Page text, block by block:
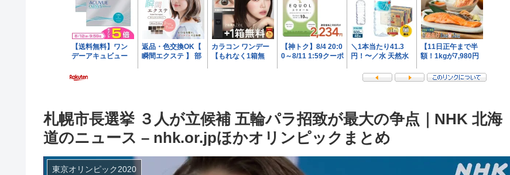
札幌市長選挙 ３人が立候補 五輪パラ招致が最大の争点｜NHK 北海
道のニュース – nhk.or.jpほかオリンピックまとめ
東京オリンピック2020